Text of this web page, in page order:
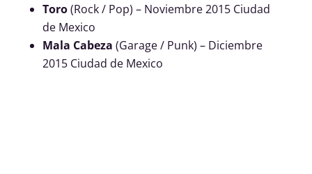
Toro(Rock / Pop) – Noviembre 2015 Ciudad
de Mexico
Mala Cabeza (Garage / Punk) – Diciembre
2015 Ciudad de Mexico